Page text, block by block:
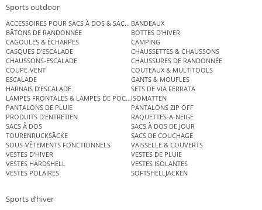
Sports outdoor
ACCESSOIRES POUR SACS À DOS & SACS ÉTANCHES
BANDEAUX
BÂTONS DE RANDONNÉE
BOTTES D’HIVER
CAGOULES & ÉCHARPES
CAMPING
CASQUES D’ESCALADE
CHAUSSETTES & CHAUSSONS
CHAUSSONS-ESCALADE
CHAUSSURES DE RANDONNÉE
COUPE-VENT
COUTEAUX & MULTITOOLS
ESCALADE
GANTS & MOUFLES
HARNAIS D’ESCALADE
SETS DE VIA FERRATA
LAMPES FRONTALES & LAMPES DE POCHEISOMATTEN
PANTALONS DE PLUIE
PANTALONS ZIP OFF
PRODUITS D’ENTRETIEN
RAQUETTES-A-NEIGE
SACS À DOS
SACS À DOS DE JOUR
TOURENRUCKSÄCKE
SACS DE COUCHAGE
SOUS-VÊTEMENTS FONCTIONNELS
VAISSELLE & COUVERTS
VESTES D’HIVER
VESTES DE PLUIE
VESTES HARDSHELL
VESTES ISOLANTES
VESTES POLAIRES
SOFTSHELLJACKEN
Sports d’hiver